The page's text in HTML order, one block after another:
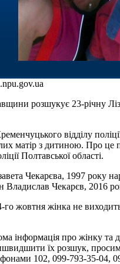
розшукує 23-річну
відділу
матір з дитиною. Про це
Полтавської області.
Чекарєва, 1997 року
Владислав Чекарєв, 2016
жовтня жінка не виходить
інформація про жінку та
їх розшук,
102, 099-793-35-04,